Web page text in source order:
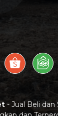
- Jual Beli dan